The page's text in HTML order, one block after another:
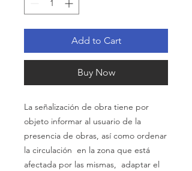
Add to Cart
Buy Now
La señalización de obra tiene por
objeto informar al usuario de la
presencia de obras, así como ordenar
la circulación en la zona que está
afectada por las mismas, adaptar el